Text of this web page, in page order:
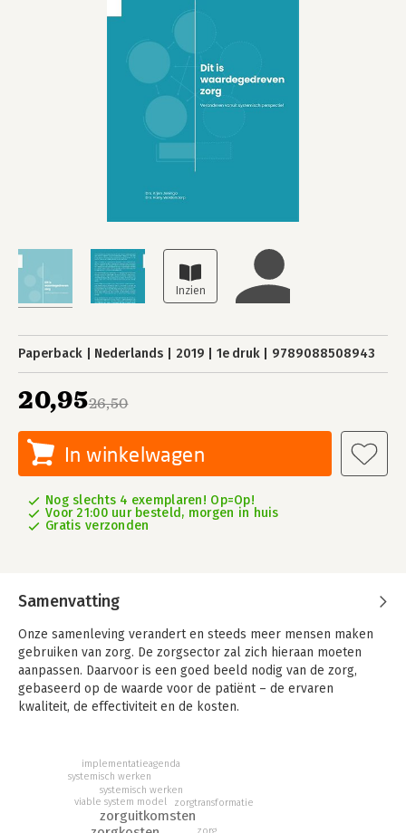
Paperback Nederlands 2019 1e druk 9789088508943
26,50
20,95
In winkelwagen
Nog slechts 4 exemplaren! Op=Op!
Voor 21:00 uur besteld, morgen in huis
Gratis verzonden
Samenvatting
Onze samenleving verandert en steeds meer mensen maken
gebruiken van zorg. De zorgsector zal zich hieraan moeten
aanpassen. Daarvoor is een goed beeld nodig van de zorg,
gebaseerd op de waarde voor de patiënt – de ervaren
kwaliteit, de effectiviteit en de kosten.
dit boek. Met het antwoord op deze vraag kunnen
zorgorganisaties processen beter inrichten en meer waarde
creëren voor de patiënt. Die is immers het uitgangspunt van
waardegedreven zorg. De grondlegger van deze visie, Michael
Porter, heeft in 2017 een agenda voor Nederland opgesteld.
zorguitkomsten
viable system model
systemisch werken
zorgtransformatie
systemisch werken
implementatieagenda